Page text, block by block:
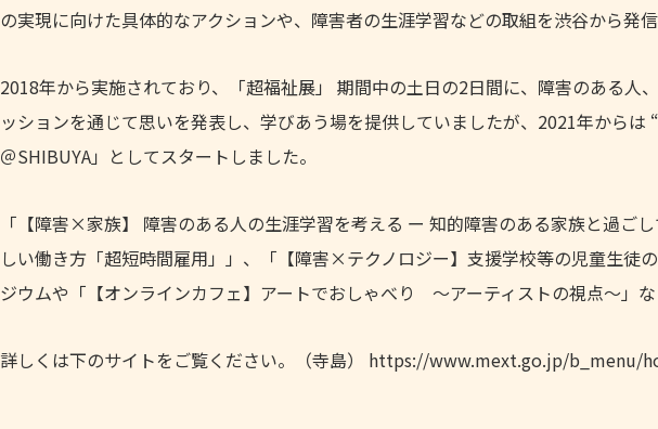
の実現に向けた具体的なアクションや、障害者の生涯学習などの取組を渋谷から発信
2018年から実施されており、「超福祉展」 期間中の土日の2日間に、障害のある人
ッションを通じて思いを発表し、学びあう場を提供していましたが、2021年から
＠SHIBUYA」としてスタートしました。
「【障害×家族】 障害のある人の生涯学習を考える ー 知的障害のある家族と過ご
しい働き方「超短時間雇用」」、「【障害×テクノロジー】支援学校等の児童生徒
ジウムや「【オンラインカフェ】アートでおしゃべり 〜アーティストの視点〜」な
詳しくは下のサイトをご覧ください。（寺島） https://www.mext.go.jp/